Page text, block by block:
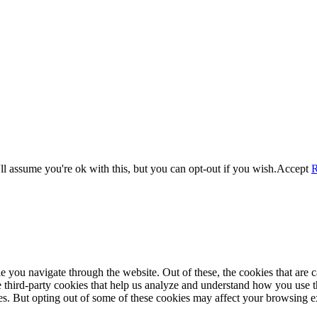
assume you're ok with this, but you can opt-out if you wish.Accept
navigate through the website. Out of these, the cookies that are
party cookies that help us analyze and understand how you
But opting out of some of these cookies may affect your browsing